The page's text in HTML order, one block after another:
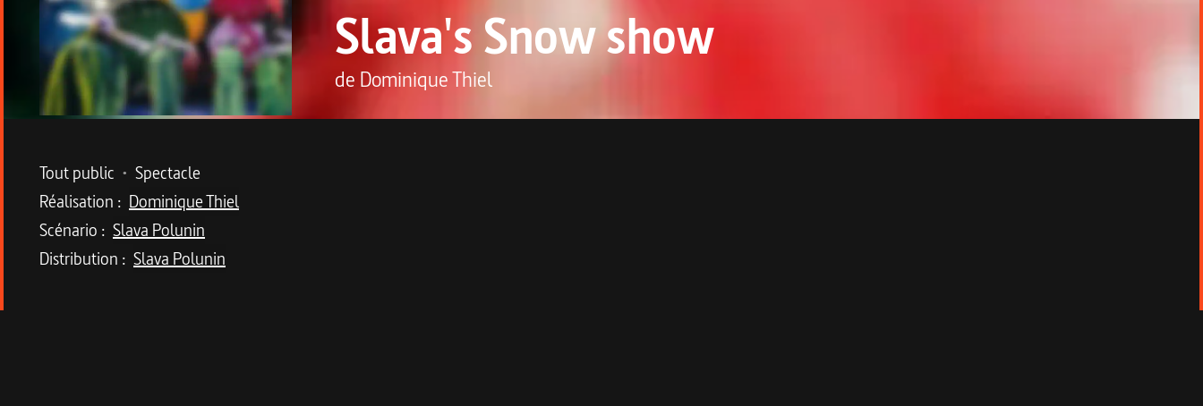
Slava's Snow show
de Dominique Thiel
Metadata du programme
Tout public • Spectacle
Réalisation : Dominique Thiel
Scénario : Slava Polunin
Distribution : Slava Polunin